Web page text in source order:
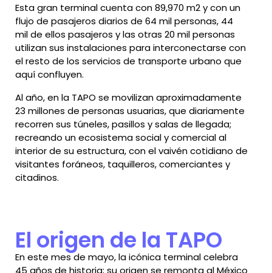
Esta gran terminal cuenta con 89,970 m2 y con un
flujo de pasajeros diarios de 64 mil personas, 44
mil de ellos pasajeros y las otras 20 mil personas
utilizan sus instalaciones para interconectarse con
el resto de los servicios de transporte urbano que
aquí confluyen.
Al año, en la TAPO se movilizan aproximadamente
23 millones de personas usuarias, que diariamente
recorren sus túneles, pasillos y salas de llegada;
recreando un ecosistema social y comercial al
interior de su estructura, con el vaivén cotidiano de
visitantes foráneos, taquilleros, comerciantes y
citadinos.
El origen de la TAPO
En este mes de mayo, la icónica terminal celebra